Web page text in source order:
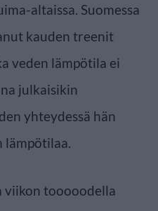
altaissa. Suomessa
kauden treenit
veden lämpötila ei
julkaisikin
yhteydessä hän
lämpötilaa.
viikon tooooodella